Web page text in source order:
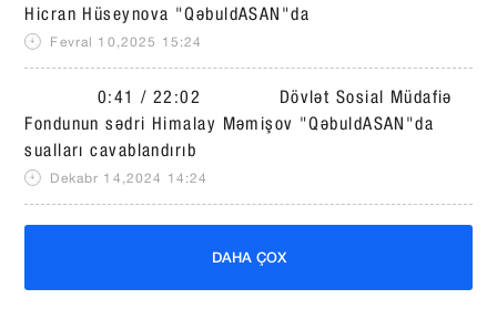
Hicran Hüseynova "QəbuldASAN"da
Fevral 10,2025 15:24
0:41 / 22:02 Dövlət Sosial Müdafiə
Fondunun sədri Himalay Məmişov "QəbuldASAN"da
sualları cavablandırıb
Dekabr 14,2024 14:24
DAHA ÇOX